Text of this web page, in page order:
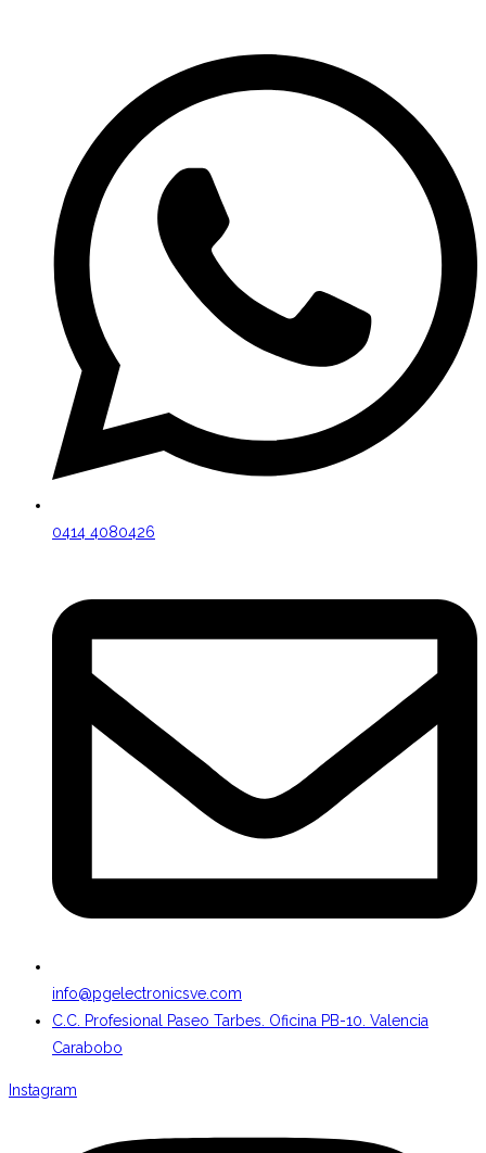
0414 4080426
info@pgelectronicsve.com
C.C. Profesional Paseo Tarbes. Oficina PB-10. Valencia
Carabobo
Instagram